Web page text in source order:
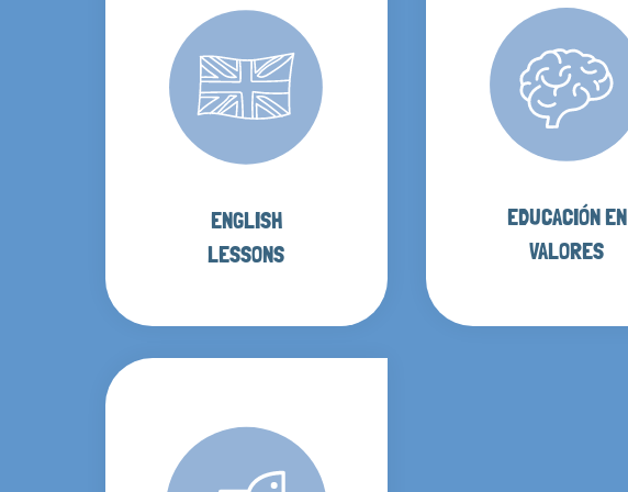
ENGLISH
LESSONS
EDUCACIÓN EN
VALORES